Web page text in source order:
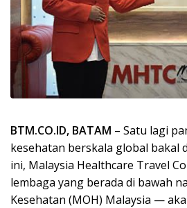
BTM.CO.ID, BATAM – Satu lagi
kesehatan berskala global bakal
ini, Malaysia Healthcare Travel
lembaga yang berada di bawah
Kesehatan (MOH) Malaysia —